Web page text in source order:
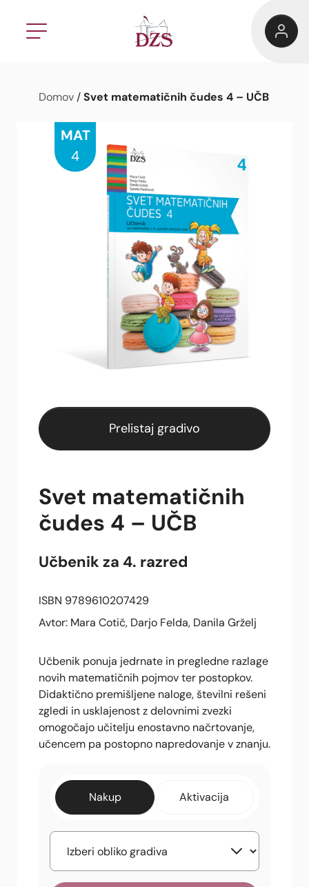
Domov / Svet matematičnih čudes 4 – UČB
MAT
4
Prelistaj gradivo
Svet matematičnih
čudes 4 – UČB
Učbenik za 4. razred
ISBN 9789610207429
Avtor: Mara Cotič, Darjo Felda, Danila Grželj
Učbenik ponuja jedrnate in pregledne razlage
novih matematičnih pojmov ter postopkov.
Didaktično premišljene naloge, številni rešeni
zgledi in usklajenost z delovnimi zvezki
omogočajo učitelju enostavno načrtovanje,
učencem pa postopno napredovanje v znanju.
Nakup Aktivacija